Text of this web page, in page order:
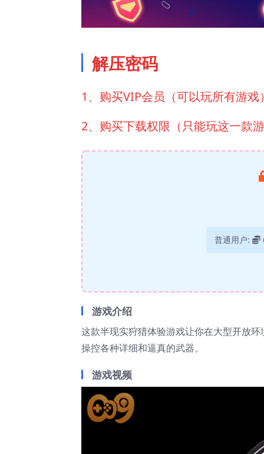
解压密码
1、购买VIP会员（可以玩所有游
2、购买下载权限（只能玩这一款
普通用户:
游戏介绍
这款半现实狩猎体验游戏让你在大型开放
操控各种详细和逼真的武器。
游戏视频